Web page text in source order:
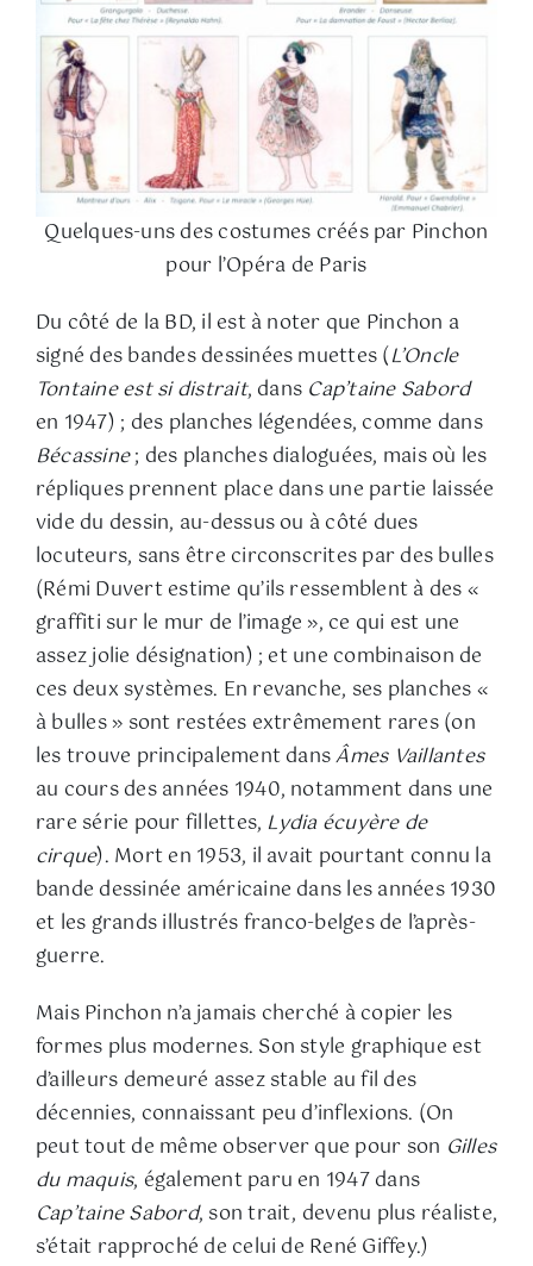
Quelques-uns des costumes créés par Pinchon
pour l’Opéra de Paris
Du côté de la BD, il est à noter que Pinchon a
signé des bandes dessinées muettes (L’Oncle
Tontaine est si distrait, dans Cap’taine Sabord
en 1947) ; des planches légendées, comme dans
Bécassine; des planches dialoguées, mais où les
répliques prennent place dans une partie laissée
vide du dessin, au-dessus ou à côté dues
locuteurs, sans être circonscrites par des bulles
(Rémi Duvert estime qu’ils ressemblent à des «
graffiti sur le mur de l’image », ce qui est une
assez jolie désignation) ; et une combinaison de
ces deux systèmes. En revanche, ses planches «
à bulles » sont restées extrêmement rares (on
les trouve principalement dansÂmes Vaillantes
au cours des années 1940, notamment dans une
rare série pour fillettes, Lydia écuyère de
cirque). Mort en 1953, il avait pourtant connu la
bande dessinée américaine dans les années 1930
et les grands illustrés franco-belges de l’après-
guerre.
Mais Pinchon n’a jamais cherché à copier les
formes plus modernes. Son style graphique est
d’ailleurs demeuré assez stable au fil des
décennies, connaissant peu d’inflexions. (On
peut tout de même observer que pour son Gilles
du maquis, également paru en 1947 dans
Cap’taine Sabord, son trait, devenu plus réaliste,
s’était rapproché de celui de René Giffey.)